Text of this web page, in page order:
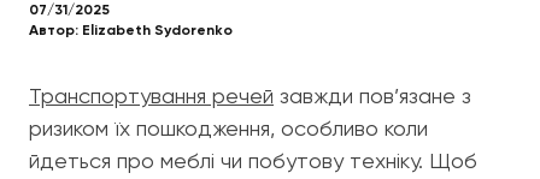
07/31/2025
Автор: Elizabeth Sydorenko
Транспортування речей завжди пов’язане з
ризиком їх пошкодження, особливо коли
йдеться про меблі чи побутову техніку. Щоб